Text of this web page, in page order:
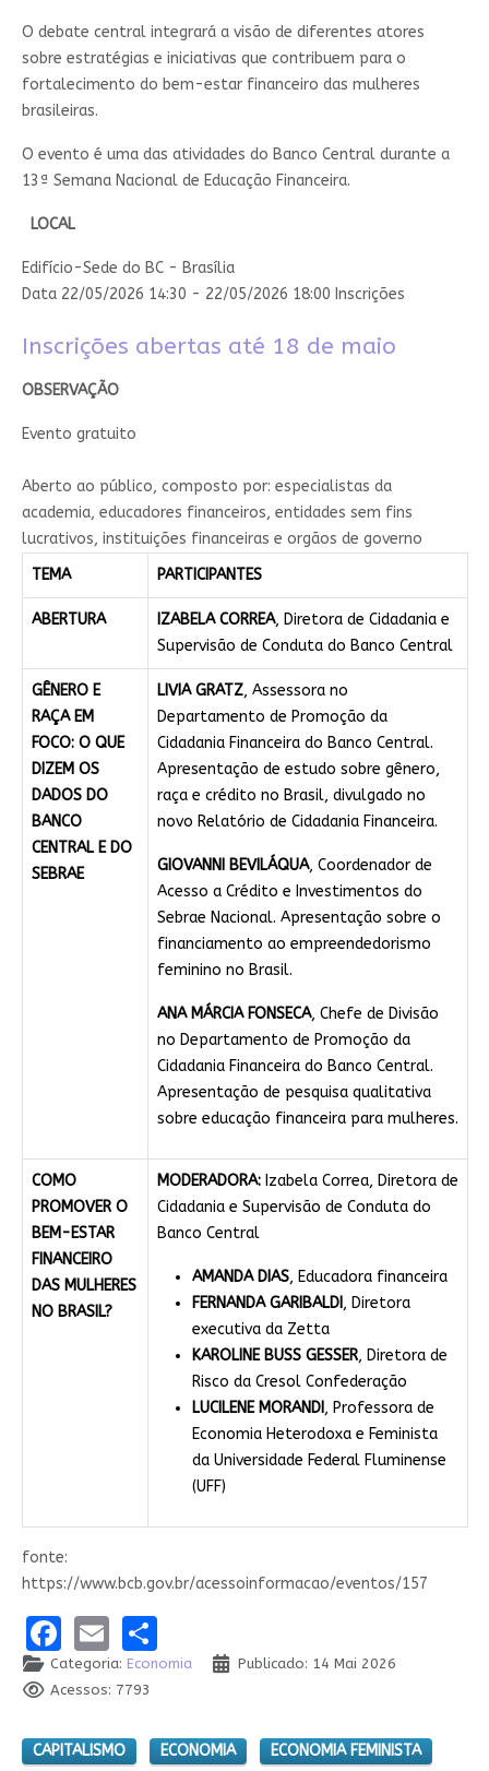
O debate central integrará a visão de diferentes atores
sobre estratégias e iniciativas que contribuem para o
fortalecimento do bem-estar financeiro das mulheres
brasileiras.
O evento é uma das atividades do Banco Central durante a
13ª Semana Nacional de Educação Financeira. ​​
LOCAL
Edifício-Sede do BC - Brasília
Data 22/05/2026 14:30 - 22/05/2026 18:00 Inscrições
Inscrições abertas até 18 de maio​
​OBSERVAÇÃO
Evento gratuito​
​A​berto ao público, composto por: especialistas da
academia, educadores financeiros, entidades sem fins
lucrativos, instituições financeiras e orgãos de governo​
TEMA
PARTICIPANTES
ABERTURA IZABELA CORREA, Diretora de Cidadania e
Supervisão de Conduta do Banco Central
GÊNERO E
RAÇA EM
FOCO: O QUE
DIZEM OS
DADOS DO
BANCO
CENTRAL E DO
SEBRAE
LIVIA GRATZ, Assessora no
Departamento de Promoção da
Cidadania Financeira do Banco Central.
Apresentação de estudo sobre gênero,
raça e crédito no Brasil, divulgado no
novo Relatório de Cidadania Financeira.
GIOVANNI BEVILÁQUA, Coordenador de
Acesso a Crédito e Investimentos do
Sebrae Nacional. Apresentação sobre o
financiamento ao empreendedorismo
feminino no Brasil.
ANA MÁRCIA FONSECA, Chefe de Divisão
no Departamento de Promoção da
Cidadania Financeira do Banco Central.
Apresentação de pesquisa qualitativa
sobre educação financeira para mulheres.
COMO
PROMOVER O
BEM-ESTAR
FINANCEIRO
DAS MULHERES
NO BRASIL?
MODERADORA:Izabela Correa, Diretora de
Cidadania e Supervisão de Conduta do
Banco Central
AMANDA DIAS, Educadora financeira
FERNANDA GARIBALDI , Diretora
executiva da Zetta
KAROLINE BUSS GESSER, Diretora de
Risco da Cresol Confederação
LUCILENE MORANDI , Professora de
Economia Heterodoxa e Feminista
da Universidade Federal Fluminense
(UFF)
fonte:
https://www.bcb.gov.br/acessoinformacao/eventos/157
Facebook
EmailShare
Categoria: Economia
Publicado: 14 Mai 2026
Acessos: 7793
CAPITALISMO ECONOMIA ECONOMIA FEMINISTA